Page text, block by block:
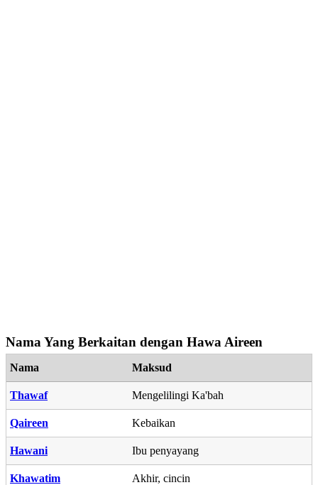
Nama Yang Berkaitan dengan Hawa Aireen
Nama Maksud
Thawaf Mengelilingi Ka'bah
Qaireen Kebaikan
Hawani Ibu penyayang
Khawatim Akhir, cincin